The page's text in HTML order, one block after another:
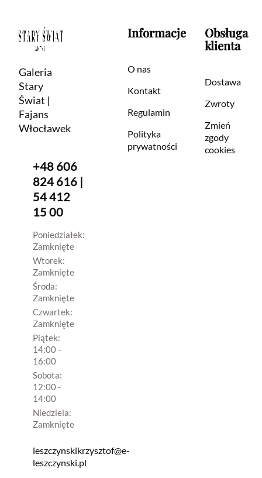
Galeria
Stary
Świat |
Fajans
Włocławek
+48 606
824 616 |
54 412
15 00
Poniedziałek:
Zamknięte
Wtorek:
Zamknięte
Środa:
Zamknięte
Czwartek:
Zamknięte
Piątek:
14:00 -
16:00
Sobota:
12:00 -
14:00
Niedziela:
Zamknięte
leszczynskikrzysztof@e-
leszczynski.pl
Informacje
O nas
Kontakt
Regulamin
Polityka
prywatności
Obsługa
klienta
Dostawa
Zwroty
Zmień
zgody
cookies